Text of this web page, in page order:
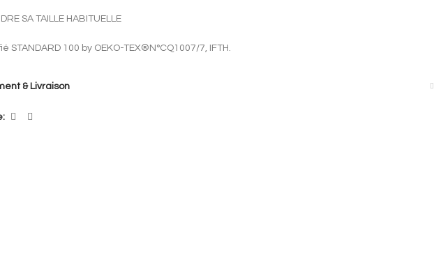
SA TAILLE HABITUELLE
STANDARD 100 by OEKO-TEX®N°CQ1007/7, IFTH.
& Livraison